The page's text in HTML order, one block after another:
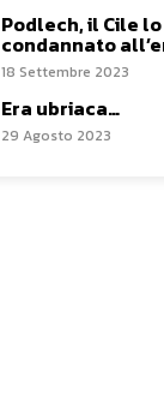
Podlech, il Cile
condannato
18 Settembre 2023
Era ubriaca…
29 Agosto 2023